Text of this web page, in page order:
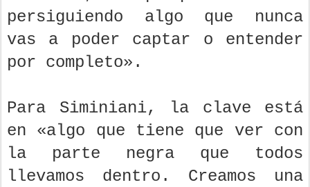
persiguiendo algo que nunca
vas a poder captar o entender
por completo».
Para Siminiani, la clave está
en «algo que tiene que ver con
la parte negra que todos
llevamos dentro. Creamos una